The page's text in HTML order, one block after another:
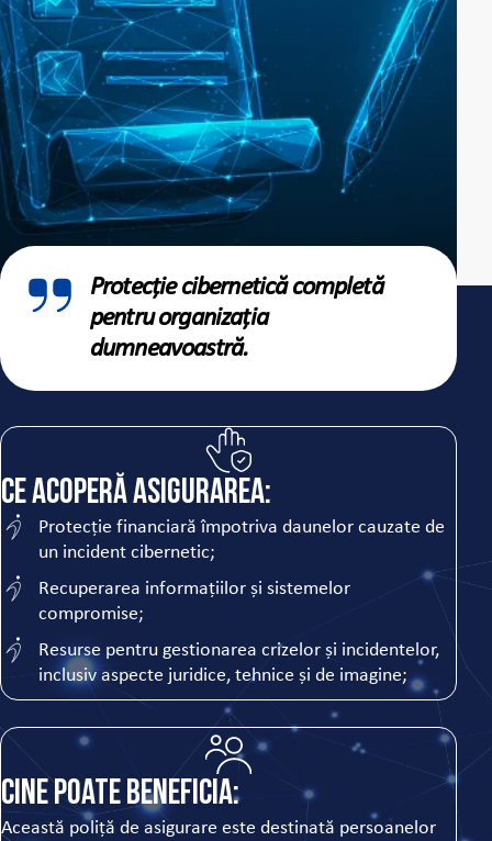
Protecție cibernetică completă
pentru organizația
dumneavoastră.
Ce acoperă asigurarea:
Protecție financiară împotriva daunelor cauzate de
un incident cibernetic;
Recuperarea informațiilor și sistemelor
compromise;
Resurse pentru gestionarea crizelor și incidentelor,
inclusiv aspecte juridice, tehnice și de imagine;
Cine poate beneficia:
Această poliță de asigurare este destinată persoanelor